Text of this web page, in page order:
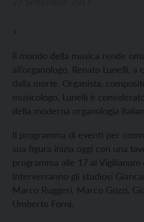
>
Il mondo della musica rende
all’organologo, Renato Lunelli, a
dalla morte. Organista,
musicologo, Lunelli è
della moderna organologia
Il programma di eventi per
sua figura inizia oggi con una
programma alle 17 al Vigilianum
Interverranno gli studiosi
Marco Ruggeri, Marco Gozzi,
Umberto Forni.